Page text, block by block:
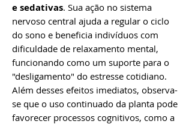
e sedativas. Sua ação no sistema
nervoso central ajuda a regular o ciclo
do sono e beneficia indivíduos com
dificuldade de relaxamento mental,
funcionando como um suporte para o
"desligamento" do estresse cotidiano.
Além desses efeitos imediatos, observa-
se que o uso continuado da planta pode
favorecer processos cognitivos, como a